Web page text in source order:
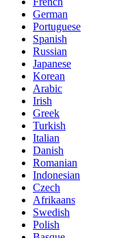
German
Portuguese
Spanish
Russian
Japanese
Korean
Arabic
Irish
Greek
Turkish
Italian
Danish
Romanian
Indonesian
Czech
Afrikaans
Swedish
Polish